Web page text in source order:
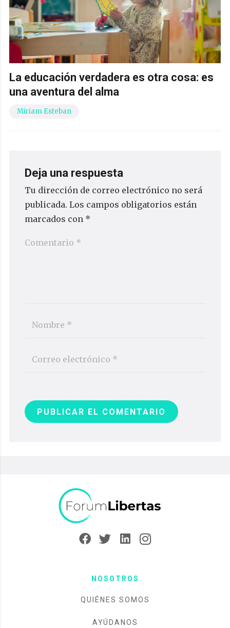
La educación verdadera es otra cosa: es
una aventura del alma
Miriam Esteban
Deja una respuesta
Tu dirección de correo electrónico no será
publicada. Los campos obligatorios están
marcados con *
PUBLICAR EL COMENTARIO
NOSOTROS
QUIÉNES SOMOS
AYÚDANOS